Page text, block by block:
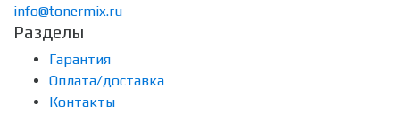
info@tonermix.ru
Разделы
Гарантия
Оплата/доставка
Контакты